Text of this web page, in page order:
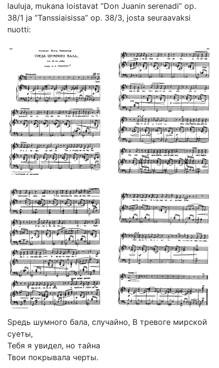
lauluja, mukana loistavat ”Don Juanin serenadi” op.
38/1 ja ”Tanssiaisissa” op. 38/3, josta seuraavaksi
nuotti:
Spедь шумного бала, случайно, В тревоге мирской
суеты,
Тебя я увидел, но тайна
Твои покрывала черты.